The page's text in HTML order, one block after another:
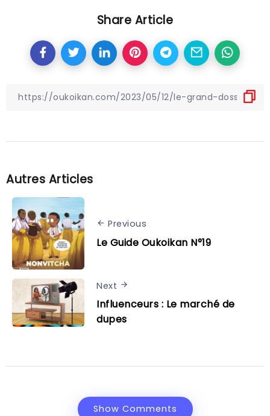
Share Article
Autres Articles
Previous
Le Guide Oukoikan N°19
Next
Influenceurs : Le marché de
dupes
Show Comments